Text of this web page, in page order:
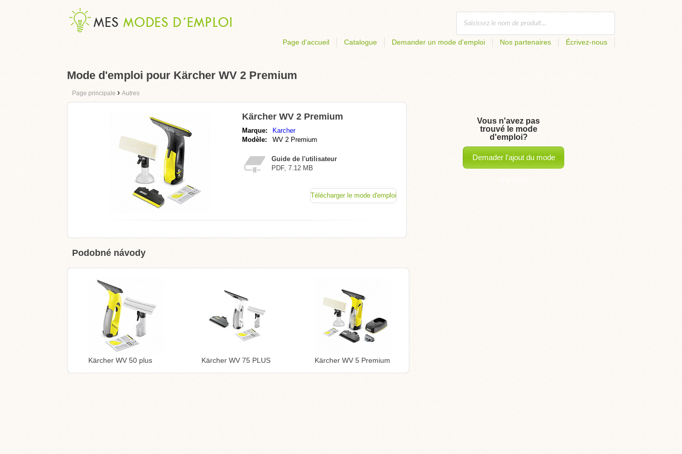
Page d'accueil Catalogue Demander un mode d'emploi Nos partenaires Écrivez-nous
Mode d'emploi pour Kärcher WV 2 Premium
Page principale › Autres
Kärcher WV 2 Premium
Marque:
Karcher
Modèle:
WV 2 Premium
Guide de l'utilisateur
PDF, 7.12 MB
Télécharger le mode d'emploi
Podobné návody
Kärcher WV 50 plus Kärcher WV 75 PLUS Kärcher WV 5 Premium
Vous n'avez pas
trouvé le mode
d'emploi?
Demader l'ajout du mode